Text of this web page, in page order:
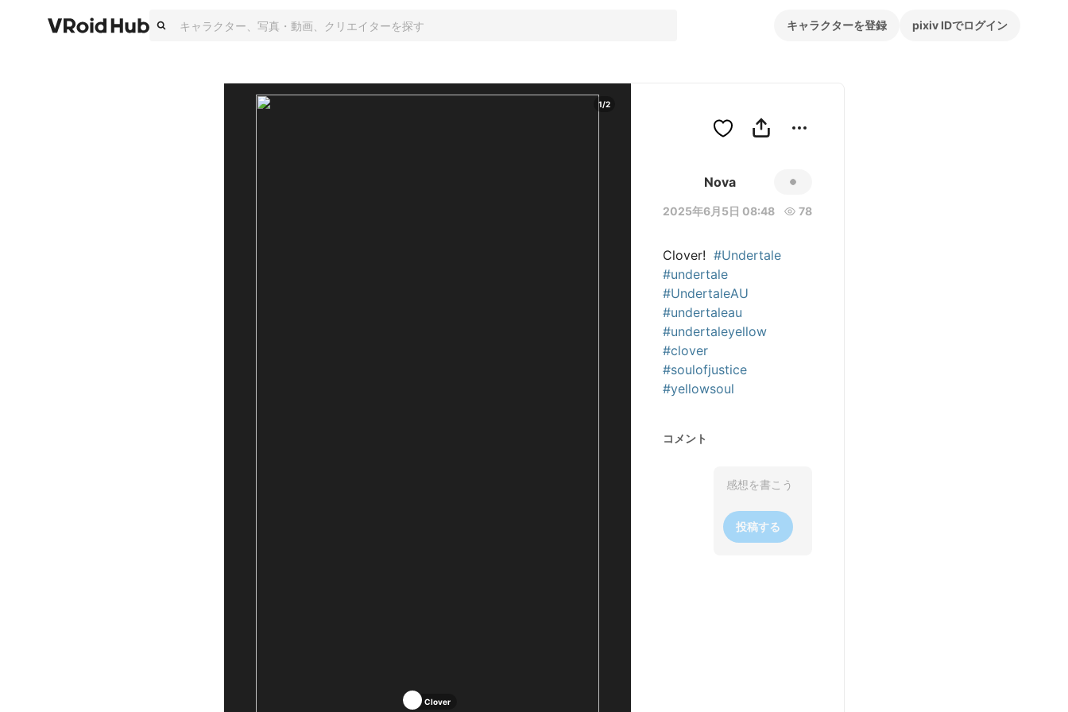
キャラクターを登録 pixiv IDでログイン
1/2
Clover
Nova
2025年6月5日 08:48 78
Clover! #Undertale
#undertale
#UndertaleAU
#undertaleau
#undertaleyellow
#clover
#soulofjustice
#yellowsoul
コメント
投稿する